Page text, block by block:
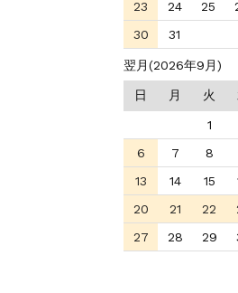
23
24 25
30
31
翌月(2026年9月)
日 月 火
1
6
7 8
13
14 15
20
21 22
27
28 29